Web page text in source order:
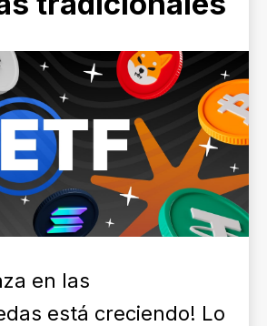
en las
está creciendo! Lo